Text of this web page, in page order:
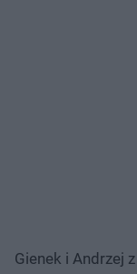
Gienek i Andrzej